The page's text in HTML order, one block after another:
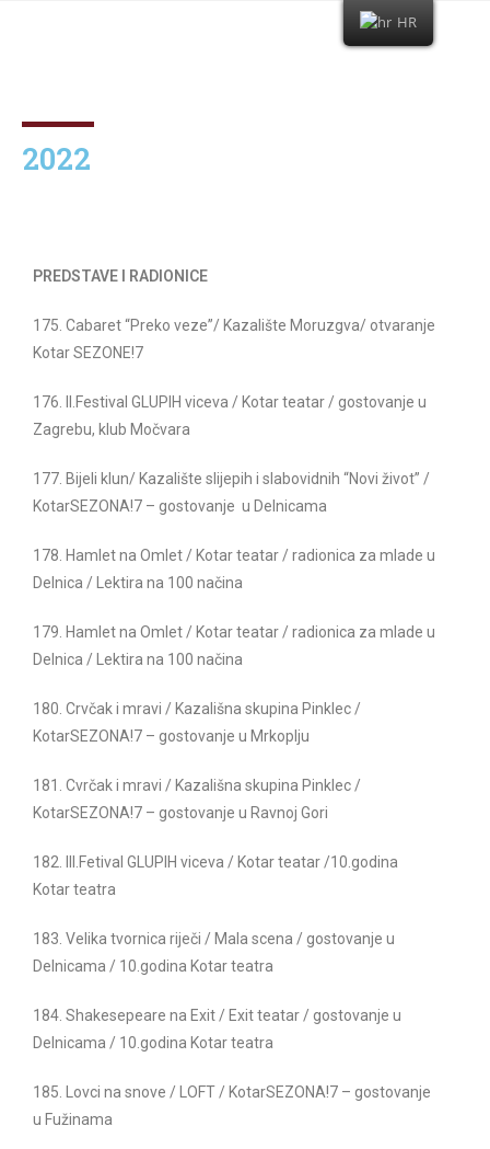
2022
PREDSTAVE I RADIONICE
175. Cabaret “Preko veze”/ Kazalište Moruzgva/ otvaranje
Kotar SEZONE!7
176. II.Festival GLUPIH viceva / Kotar teatar / gostovanje u
Zagrebu, klub Močvara
177. Bijeli klun/ Kazalište slijepih i slabovidnih “Novi život” /
KotarSEZONA!7 – gostovanje u Delnicama
178. Hamlet na Omlet / Kotar teatar / radionica za mlade u
Delnica / Lektira na 100 načina
179. Hamlet na Omlet / Kotar teatar / radionica za mlade u
Delnica / Lektira na 100 načina
180. Crvčak i mravi / Kazališna skupina Pinklec /
KotarSEZONA!7 – gostovanje u Mrkoplju
181. Cvrčak i mravi / Kazališna skupina Pinklec /
KotarSEZONA!7 – gostovanje u Ravnoj Gori
182. III.Fetival GLUPIH viceva / Kotar teatar /10.godina
Kotar teatra
183. Velika tvornica riječi / Mala scena / gostovanje u
Delnicama / 10.godina Kotar teatra
184. Shakesepeare na Exit / Exit teatar / gostovanje u
Delnicama / 10.godina Kotar teatra
185. Lovci na snove / LOFT / KotarSEZONA!7 – gostovanje
u Fužinama
HR